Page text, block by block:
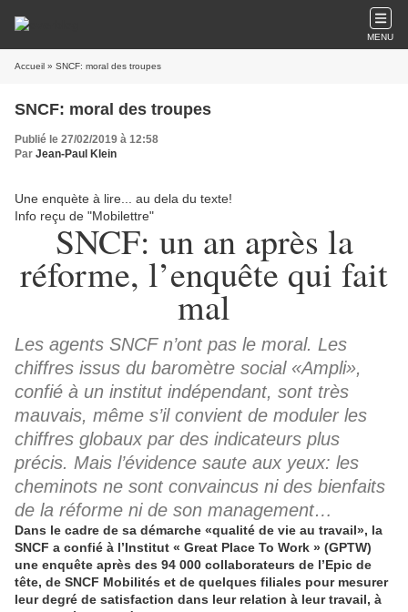
MENU
Accueil » SNCF: moral des troupes
SNCF: moral des troupes
Publié le 27/02/2019 à 12:58
Par Jean-Paul Klein
Une enquète à lire... au dela du texte!
Info reçu de "Mobilettre"
SNCF: un an après la
réforme, l’enquête qui fait
mal
Les agents SNCF n’ont pas le moral. Les
chiffres issus du baromètre social «Ampli»,
confié à un institut indépendant, sont très
mauvais, même s’il convient de moduler les
chiffres globaux par des indicateurs plus
précis. Mais l’évidence saute aux yeux: les
cheminots ne sont convaincus ni des bienfaits
de la réforme ni de son management…
Dans le cadre de sa démarche «qualité de vie au travail», la
SNCF a confié à l’Institut « Great Place To Work » (GPTW)
une enquête après des 94 000 collaborateurs de l’Epic de
tête, de SNCF Mobilités et de quelques filiales pour mesurer
leur degré de satisfaction dans leur relation à leur travail, à